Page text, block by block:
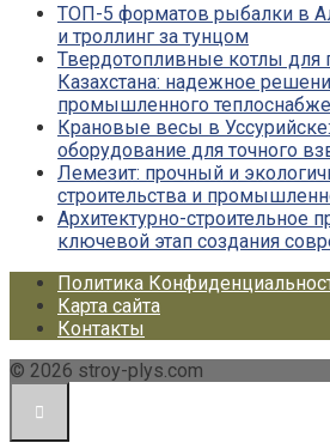
ТОП-5 форматов рыбалки в
и троллинг за тунцом
Твердотопливные котлы для
Казахстана: надежное
промышленного
Крановые весы в
оборудование для точного
Лемезит: прочный и
строительства и
Архитектурно-строительное
ключевой этап создания
Политика
Карта сайта
Контакты
© 2026 stroy-plys.com